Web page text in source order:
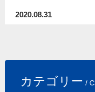
2020.08.31
カテゴリー /